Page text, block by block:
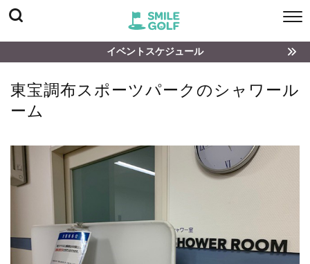
イベントスケジュール
東宝調布スポーツパークのシャワール
ーム